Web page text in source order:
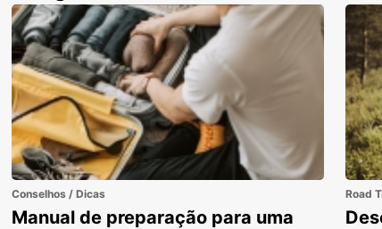
Conselhos / Dicas
Manual de preparação para uma
Road